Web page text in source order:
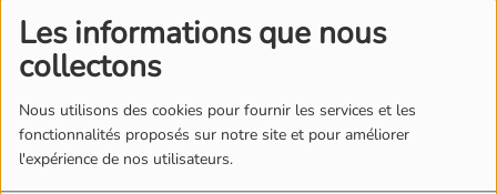
Les informations que nous
collectons
Nous utilisons des cookies pour fournir les services et les
fonctionnalités proposés sur notre site et pour améliorer
l'expérience de nos utilisateurs.
Commentaires(0)
Connectez-vous pour commenter cet article
SE CONNECTER